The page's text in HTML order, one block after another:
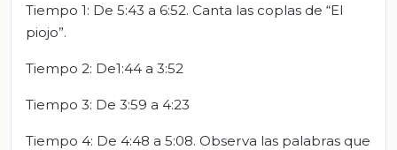
Tiempo 1: De 5:43 a 6:52. Canta las coplas de “El
piojo”.
Tiempo 2: De1:44 a 3:52
Tiempo 3: De 3:59 a 4:23
Tiempo 4: De 4:48 a 5:08. Observa las palabras que